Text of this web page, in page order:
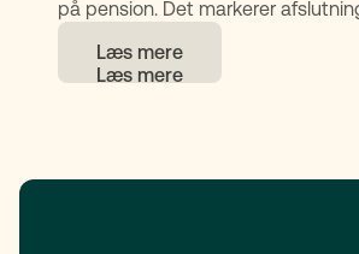
på pension. Det markerer
på mange års arbejdsliv og
på en ny fase med mere frihed, men
også nye valg og overvejelser. En
Læs mere